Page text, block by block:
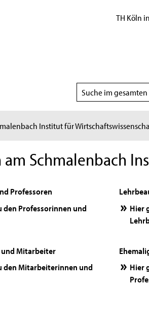
TH Köln
Suchbereich
wählen
Institut für
am Schmalenbach
Professoren
den Professorinnen und
Hier
Mitarbeiter
den Mitarbeiterinnen und
Hier